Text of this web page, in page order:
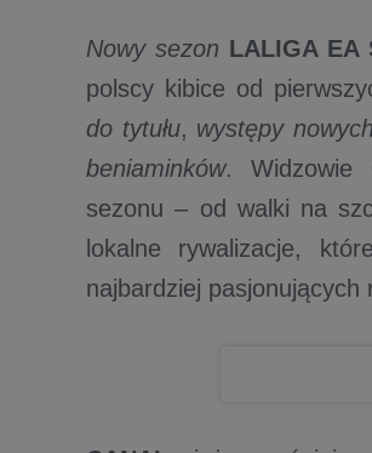
Nowy sezon LALIGA EA
polscy kibice od
do tytułu, występy
beniaminków. Widzowie
sezonu – od walki na
lokalne rywalizacje,
najbardziej